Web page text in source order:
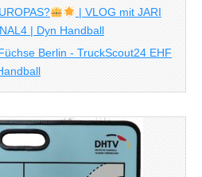
| VLOG mit JARI
| Dyn Handball
Berlin - TruckScout24 EHF